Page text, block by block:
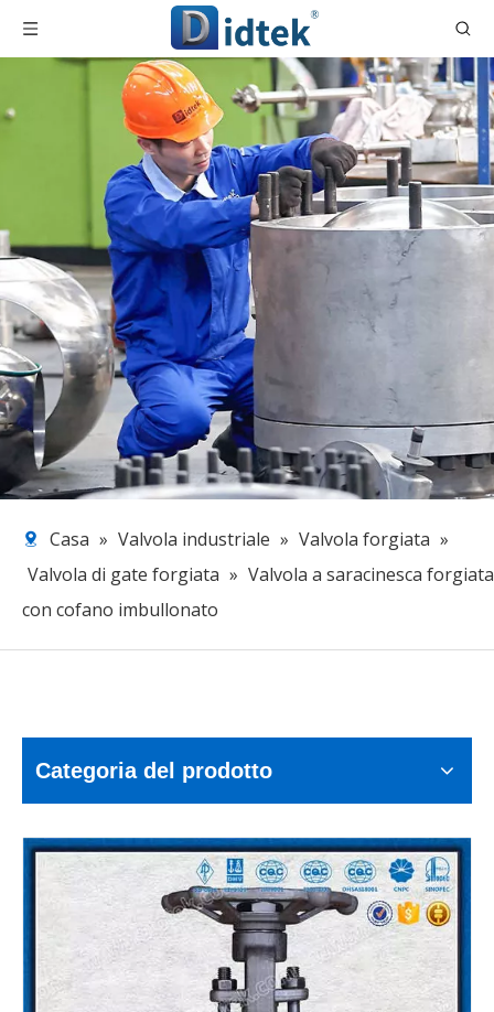
Casa » Valvola industriale » Valvola forgiata »
Valvola di gate forgiata » Valvola a saracinesca forgiata
con cofano imbullonato
Categoria del prodotto